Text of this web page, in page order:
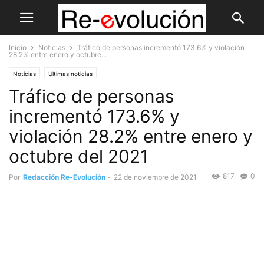
Inicio Noticias
Tráfico de personas incrementó 173.6% y violación
28.2% entre enero y octubre...
Noticias Últimas noticias
Tráfico de personas
incrementó 173.6% y
violación 28.2% entre enero y
octubre del 2021
Por Redacción Re-Evolución - 22 de noviembre de 2021 0
817